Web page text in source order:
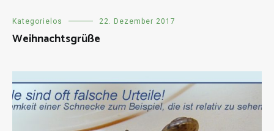
Kategorielos 22. Dezember 2017
Weihnachtsgrüße